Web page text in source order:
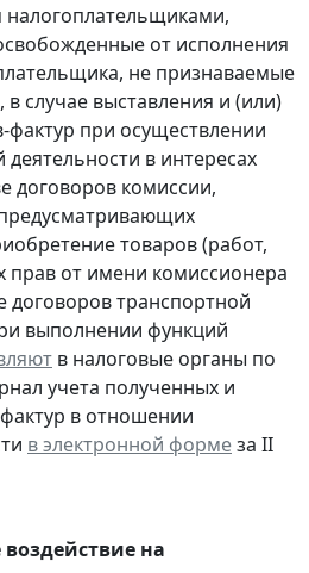
от исполнения
не признаваемые
случае выставления и (или)
фактур при осуществлении
в интересах
договоров комиссии,
товаров (работ,
прав от имени комиссионера
договоров транспортной
выполнении функций
в налоговые органы по
учета полученных и
в отношении
в электронной формеза II
на